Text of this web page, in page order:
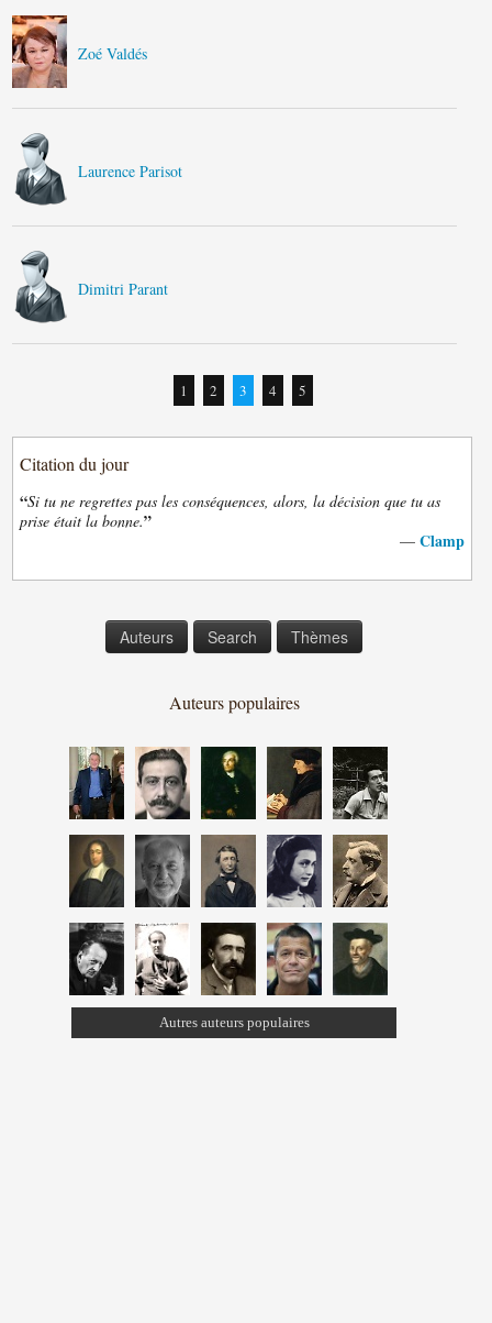
Zoé Valdés
Laurence Parisot
Dimitri Parant
1 2 3 4 5
Citation du jour
“Si tu ne regrettes pas les conséquences, alors, la décision que tu as
prise était la bonne.”
— Clamp
Auteurs Search Thèmes
Auteurs populaires
Autres auteurs populaires